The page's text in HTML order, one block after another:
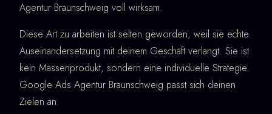
Agentur Braunschweig voll wirksam.
Diese Art zu arbeiten ist selten geworden, weil sie echte
Auseinandersetzung mit deinem Geschäft verlangt. Sie ist
kein Massenprodukt, sondern eine individuelle Strategie.
Google Ads Agentur Braunschweig passt sich deinen
Zielen an.